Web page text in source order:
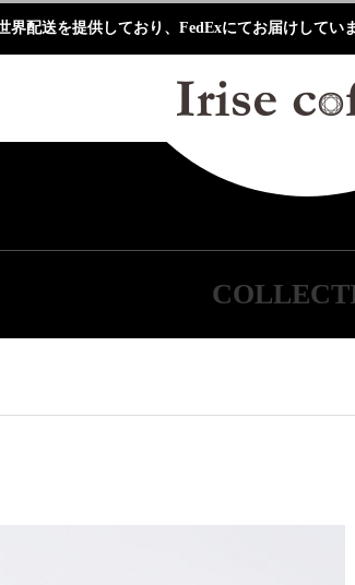
界配送を提供しており、FedExにてお届けして